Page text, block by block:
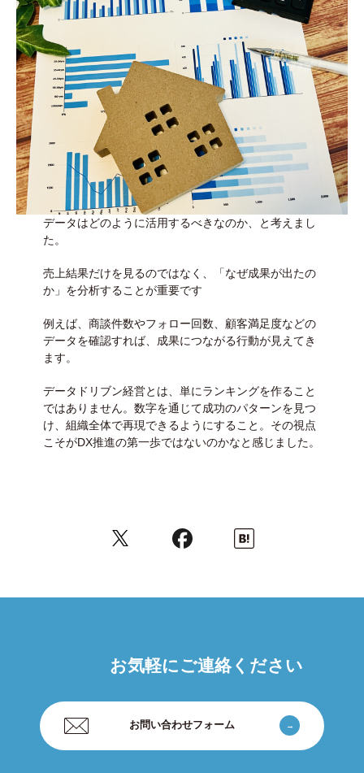
データはどのように活用するべきなのか、と考えまし
た。
売上結果だけを見るのではなく、「なぜ成果が出たの
か」を分析することが重要です
例えば、商談件数やフォロー回数、顧客満足度などの
データを確認すれば、成果につながる行動が見えてき
ます。
データドリブン経営とは、単にランキングを作ること
ではありません。数字を通じて成功のパターンを見つ
け、組織全体で再現できるようにすること。その視点
こそがDX推進の第一歩ではないのかなと感じました。
お気軽にご連絡ください
お問い合わせフォーム